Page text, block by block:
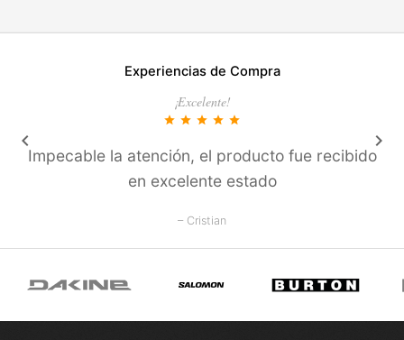
Experiencias de Compra
¡Excelente!
star star star star star
Impecable la atención, el producto fue recibido
en excelente estado
– Cristian
keyboard_arrow_left keyboard_arrow_right